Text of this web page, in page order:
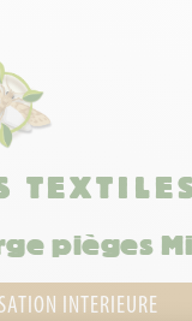
pièges
INTERIEURE